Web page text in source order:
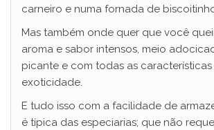
carneiro e numa fornada de
Mas também onde quer que você
aroma e sabor intensos, meio
picante e com todas as
exoticidade.
E tudo isso com a facilidade de
é típica das especiarias; que não